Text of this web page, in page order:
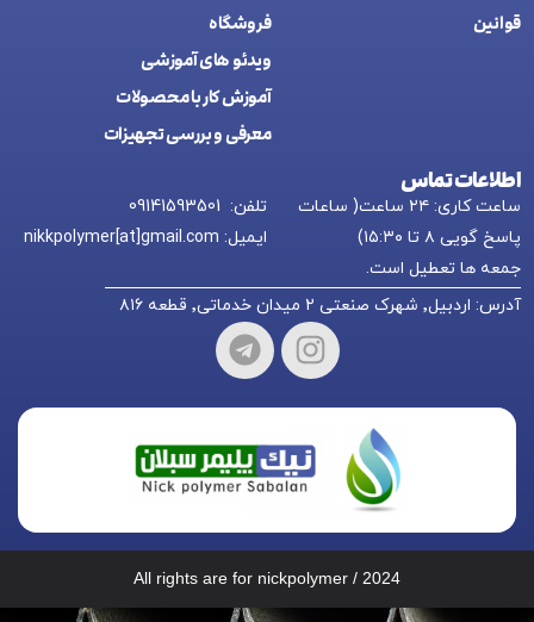
قوانین
فروشگاه
ويدئو های آموزشی
آموزش کار با محصولات
معرفی و بررسی تجهیزات
اطلاعات تماس
ساعت کاری: ۲۴ ساعت( ساعات
پاسخ گویی ۸ تا ۱۵:۳۰)
جمعه ها تعطیل است.
تلفن: 09141593501
ایمیل: nikkpolymer[at]gmail.com
آدرس: اردبیل٬ شهرک صنعتی ۲ میدان خدماتی٬ قطعه ۸۱۶
All rights are for nickpolymer / 2024